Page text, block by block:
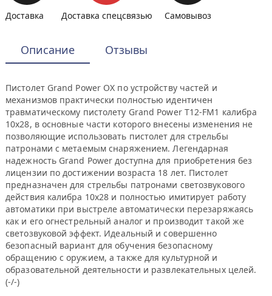
Доставка Доставка спецсвязью Самовывоз
Описание Отзывы
Пистолет Grand Power ОХ по устройству частей и
механизмов практически полностью идентичен
травматическому пистолету Grand Power Т12-FM1 калибра
10х28, в основные части которого внесены изменения не
позволяющие использовать пистолет для стрельбы
патронами с метаемым снаряжением. Легендарная
надежность Grand Power доступна для приобретения без
лицензии по достижении возраста 18 лет. Пистолет
предназначен для стрельбы патронами светозвукового
действия калибра 10х28 и полностью имитирует работу
автоматики при выстреле автоматически перезаряжаясь
как и его огнестрельный аналог и производит такой же
светозвуковой эффект. Идеальный и совершенно
безопасный вариант для обучения безопасному
обращению с оружием, а также для культурной и
образовательной деятельности и развлекательных целей.
(-/-)